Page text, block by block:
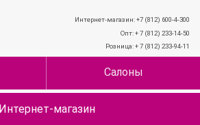
Интернет-магазин: +7 (812) 600-4-300
Опт: + 7 (812) 233-14-50
Розница: + 7 (812) 233-94-11
Салоны
Интернет-магазин